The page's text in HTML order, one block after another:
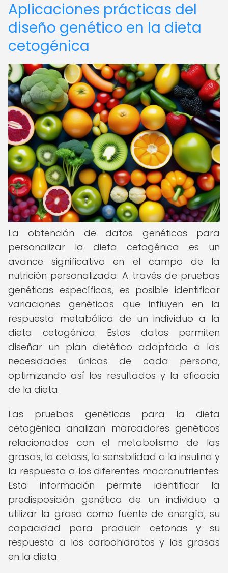
Aplicaciones prácticas del
diseño genético en la dieta
cetogénica
La obtención de datos genéticos para
personalizar la dieta cetogénica es un
avance significativo en el campo de la
nutrición personalizada. A través de pruebas
genéticas específicas, es posible identificar
variaciones genéticas que influyen en la
respuesta metabólica de un individuo a la
dieta cetogénica. Estos datos permiten
diseñar un plan dietético adaptado a las
necesidades únicas de cada persona,
optimizando así los resultados y la eficacia
de la dieta.
Las pruebas genéticas para la dieta
cetogénica analizan marcadores genéticos
relacionados con el metabolismo de las
grasas, la cetosis, la sensibilidad a la insulina y
la respuesta a los diferentes macronutrientes.
Esta información permite identificar la
predisposición genética de un individuo a
utilizar la grasa como fuente de energía, su
capacidad para producir cetonas y su
respuesta a los carbohidratos y las grasas
en la dieta.